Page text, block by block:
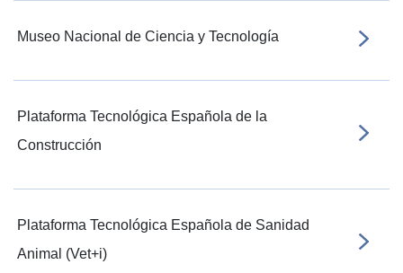
Museo Nacional de Ciencia y Tecnología
Plataforma Tecnológica Española de la
Construcción
Plataforma Tecnológica Española de Sanidad
Animal (Vet+i)